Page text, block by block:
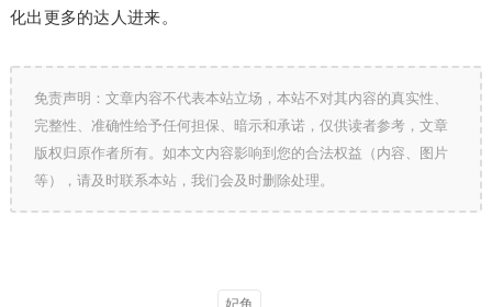
化出更多的达人进来。
免责声明：文章内容不代表本站立场，本站不对其内容的真实性、
完整性、准确性给予任何担保、暗示和承诺，仅供读者参考，文章
版权归原作者所有。如本文内容影响到您的合法权益（内容、图片
等），请及时联系本站，我们会及时删除处理。